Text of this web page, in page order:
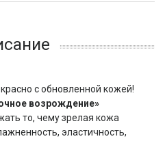
с обновленной кожей!
возрождение»
то, чему зрелая кожа
эластичность,